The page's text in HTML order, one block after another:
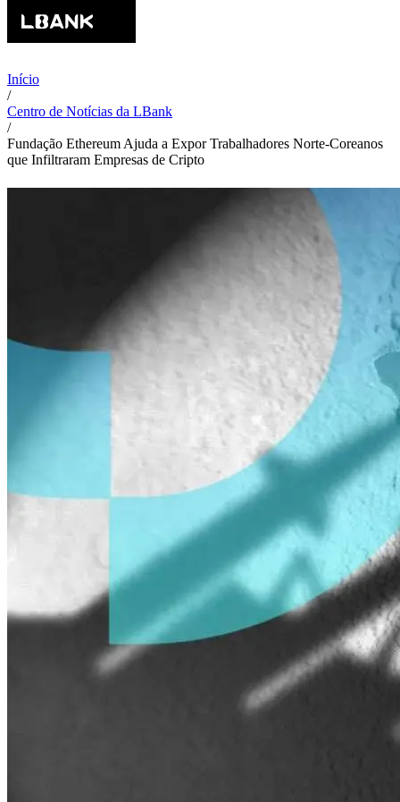
Início
/
Centro de Notícias da LBank
/
Fundação Ethereum Ajuda a Expor Trabalhadores Norte-Coreanos
que Infiltraram Empresas de Cripto